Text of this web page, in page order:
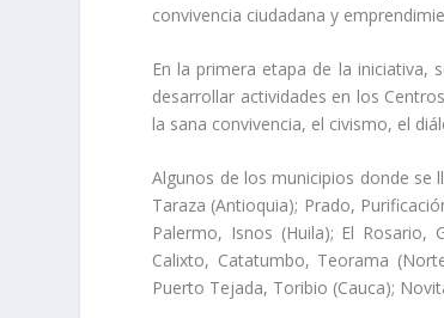
convivencia ciudadana y
En la primera etapa de la iniciativa,
desarrollar actividades en los
la sana convivencia, el civismo, el
Algunos de los municipios donde se
Taraza (Antioquia); Prado,
Palermo, Isnos (Huila); El Rosario,
Calixto, Catatumbo, Teorama
Puerto Tejada, Toribio (Cauca);